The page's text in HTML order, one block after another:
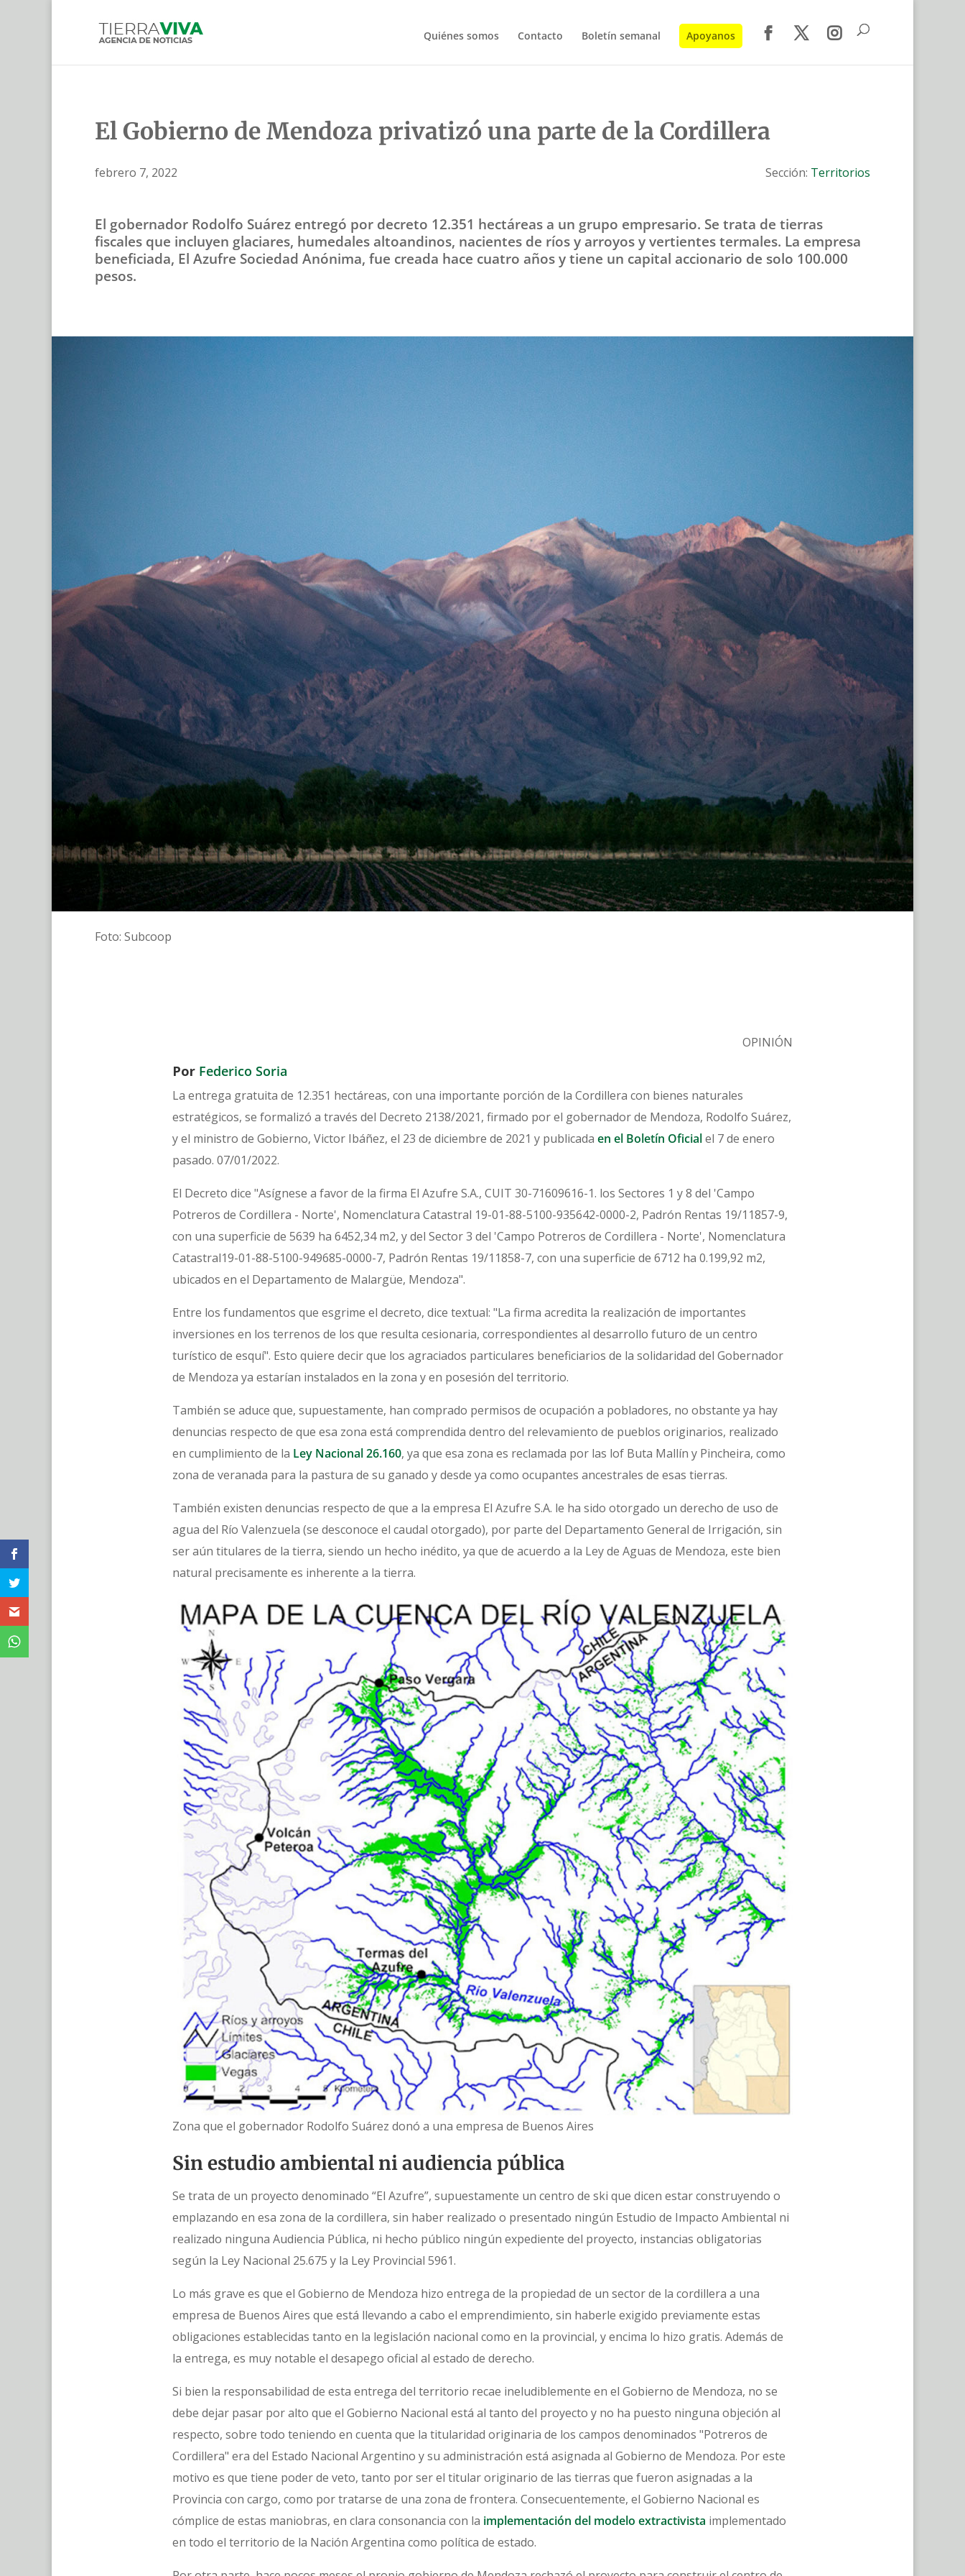
Quiénes somos Contacto Boletín semanal Apoyanos
El Gobierno de Mendoza privatizó una parte de la Cordillera
febrero 7, 2022 Sección: Territorios
El gobernador Rodolfo Suárez entregó por decreto 12.351 hectáreas a un grupo empresario. Se trata de tierras
fiscales que incluyen glaciares, humedales altoandinos, nacientes de ríos y arroyos y vertientes termales. La empresa
beneficiada, El Azufre Sociedad Anónima, fue creada hace cuatro años y tiene un capital accionario de solo 100.000
pesos.
Foto: Subcoop
OPINIÓN
Por Federico Soria
La entrega gratuita de 12.351 hectáreas, con una importante porción de la Cordillera con bienes naturales
estratégicos, se formalizó a través del Decreto 2138/2021, firmado por el gobernador de Mendoza, Rodolfo Suárez,
y el ministro de Gobierno, Victor Ibáñez, el 23 de diciembre de 2021 y publicada en el Boletín Oficialel 7 de enero
pasado. 07/01/2022.
El Decreto dice "Asígnese a favor de la firma El Azufre S.A., CUIT 30-71609616-1. los Sectores 1 y 8 del 'Campo
Potreros de Cordillera - Norte', Nomenclatura Catastral 19-01-88-5100-935642-0000-2, Padrón Rentas 19/11857-9,
con una superficie de 5639 ha 6452,34 m2, y del Sector 3 del 'Campo Potreros de Cordillera - Norte', Nomenclatura
Catastral19-01-88-5100-949685-0000-7, Padrón Rentas 19/11858-7, con una superficie de 6712 ha 0.199,92 m2,
ubicados en el Departamento de Malargüe, Mendoza".
Entre los fundamentos que esgrime el decreto, dice textual: "La firma acredita la realización de importantes
inversiones en los terrenos de los que resulta cesionaria, correspondientes al desarrollo futuro de un centro
turístico de esquí". Esto quiere decir que los agraciados particulares beneficiarios de la solidaridad del Gobernador
de Mendoza ya estarían instalados en la zona y en posesión del territorio.
También se aduce que, supuestamente, han comprado permisos de ocupación a pobladores, no obstante ya hay
denuncias respecto de que esa zona está comprendida dentro del relevamiento de pueblos originarios, realizado
en cumplimiento de la Ley Nacional 26.160, ya que esa zona es reclamada por las lof Buta Mallín y Pincheira, como
zona de veranada para la pastura de su ganado y desde ya como ocupantes ancestrales de esas tierras.
También existen denuncias respecto de que a la empresa El Azufre S.A. le ha sido otorgado un derecho de uso de
agua del Río Valenzuela (se desconoce el caudal otorgado), por parte del Departamento General de Irrigación, sin
ser aún titulares de la tierra, siendo un hecho inédito, ya que de acuerdo a la Ley de Aguas de Mendoza, este bien
natural precisamente es inherente a la tierra.
Zona que el gobernador Rodolfo Suárez donó a una empresa de Buenos Aires
Sin estudio ambiental ni audiencia pública
Se trata de un proyecto denominado “El Azufre”, supuestamente un centro de ski que dicen estar construyendo o
emplazando en esa zona de la cordillera, sin haber realizado o presentado ningún Estudio de Impacto Ambiental ni
realizado ninguna Audiencia Pública, ni hecho público ningún expediente del proyecto, instancias obligatorias
según la Ley Nacional 25.675 y la Ley Provincial 5961.
Lo más grave es que el Gobierno de Mendoza hizo entrega de la propiedad de un sector de la cordillera a una
empresa de Buenos Aires que está llevando a cabo el emprendimiento, sin haberle exigido previamente estas
obligaciones establecidas tanto en la legislación nacional como en la provincial, y encima lo hizo gratis. Además de
la entrega, es muy notable el desapego oficial al estado de derecho.
Si bien la responsabilidad de esta entrega del territorio recae ineludiblemente en el Gobierno de Mendoza, no se
debe dejar pasar por alto que el Gobierno Nacional está al tanto del proyecto y no ha puesto ninguna objeción al
respecto, sobre todo teniendo en cuenta que la titularidad originaria de los campos denominados "Potreros de
Cordillera" era del Estado Nacional Argentino y su administración está asignada al Gobierno de Mendoza. Por este
motivo es que tiene poder de veto, tanto por ser el titular originario de las tierras que fueron asignadas a la
Provincia con cargo, como por tratarse de una zona de frontera. Consecuentemente, el Gobierno Nacional es
cómplice de estas maniobras, en clara consonancia con la implementación del modelo extractivista implementado
en todo el territorio de la Nación Argentina como política de estado.